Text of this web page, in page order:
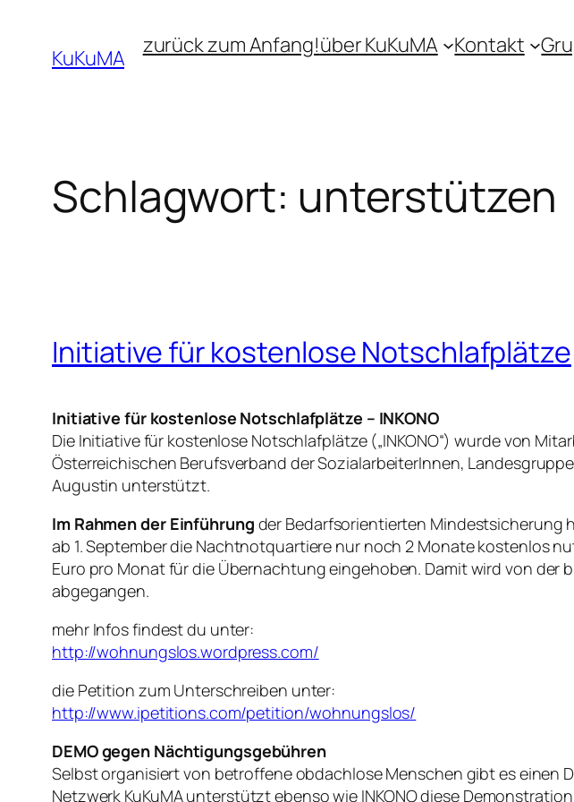
Inhalt
springen
KuKuMA zurück zum Anfang!über KuKuMA Kontakt
Schlagwort: unterstützen
Initiative für kostenlose Notschlafplätze
Initiative für kostenlose Notschlafplätze – INKONO
Die Initiative für kostenlose Notschlafplätze („INKONO“) wurde von
Österreichischen Berufsverband der SozialarbeiterInnen,
Augustin unterstützt.
Im Rahmen der Einführung der Bedarfsorientierten Mindestsicherung
ab 1. September die Nachtnotquartiere nur noch 2 Monate kostenlos
Euro pro Monat für die Übernachtung eingehoben. Damit wird von der
abgegangen.
mehr Infos findest du unter:
http://wohnungslos.wordpress.com/
die Petition zum Unterschreiben unter:
http://www.ipetitions.com/petition/wohnungslos/
DEMO gegen Nächtigungsgebühren
Selbst organisiert von betroffene obdachlose Menschen gibt es einen
Netzwerk KuKuMA unterstützt ebenso wie INKONO diese